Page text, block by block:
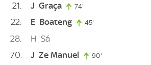
21 J Graça 74'
22 E Boateng 45'
28 H Sá
70
J Ze Manuel 90'